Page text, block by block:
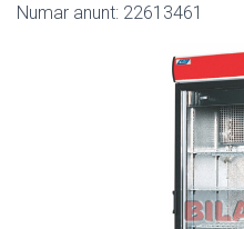
Numar anunt: 22613461